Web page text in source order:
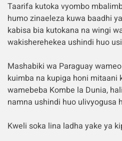
Taarifa kutoka vyombo
humo zinaeleza kuwa baadhi
kabisa bia kutokana na wingi
wakisherehekea ushindi huo
Mashabiki wa Paraguay
kuimba na kupiga honi mitaani
wamebeba Kombe la Dunia,
namna ushindi huo ulivyogusa
Kweli soka lina ladha yake ya